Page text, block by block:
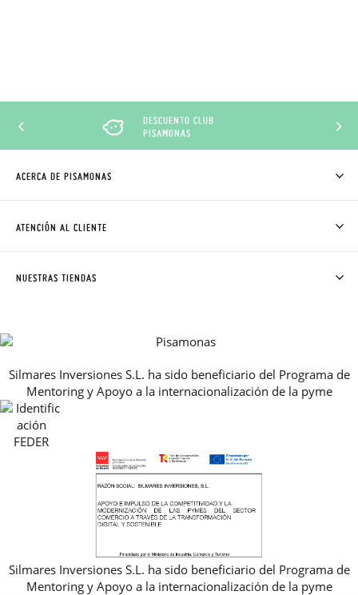
DESCUENTO CLUB
PISAMONAS
ACERCA DE PISAMONAS
CÓMO COMPRAR
AVISO LEGAL, PRIVACIDAD Y COOKIES
GUIA DE TALLAS
REBAJAS
ATENCIÓN AL CLIENTE
NUESTRAS TIENDAS
Silmares Inversiones S.L. ha sido beneficiario del Programa de
Mentoring y Apoyo a la internacionalización de la pyme
Silmares Inversiones S.L. ha sido beneficiario del Programa de
Mentoring y Apoyo a la internacionalización de la pyme